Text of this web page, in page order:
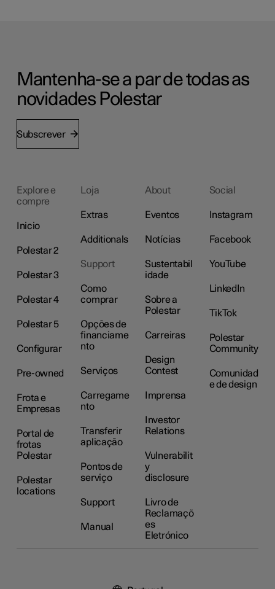
Mantenha-se a par de todas as
novidades Polestar
Subscrever
Explore e
compre
Inicio
Polestar 2
Polestar 3
Polestar 4
Polestar 5
Configurar
Pre-owned
Frota e
Empresas
Portal de
frotas
Polestar
Polestar
locations
Loja
Extras
Additionals
Support
Como
comprar
Opções de
financiame
nto
Serviços
Carregame
nto
Transferir
aplicação
Pontos de
serviço
Support
Manual
About
Eventos
Notícias
Sustentabil
idade
Sobre a
Polestar
Carreiras
Design
Contest
Imprensa
Investor
Relations
Vulnerabilit
y
disclosure
Livro de
Reclamaçõ
es
Eletrónico
Social
Instagram
Facebook
YouTube
LinkedIn
TikTok
Polestar
Community
Comunidad
e de design